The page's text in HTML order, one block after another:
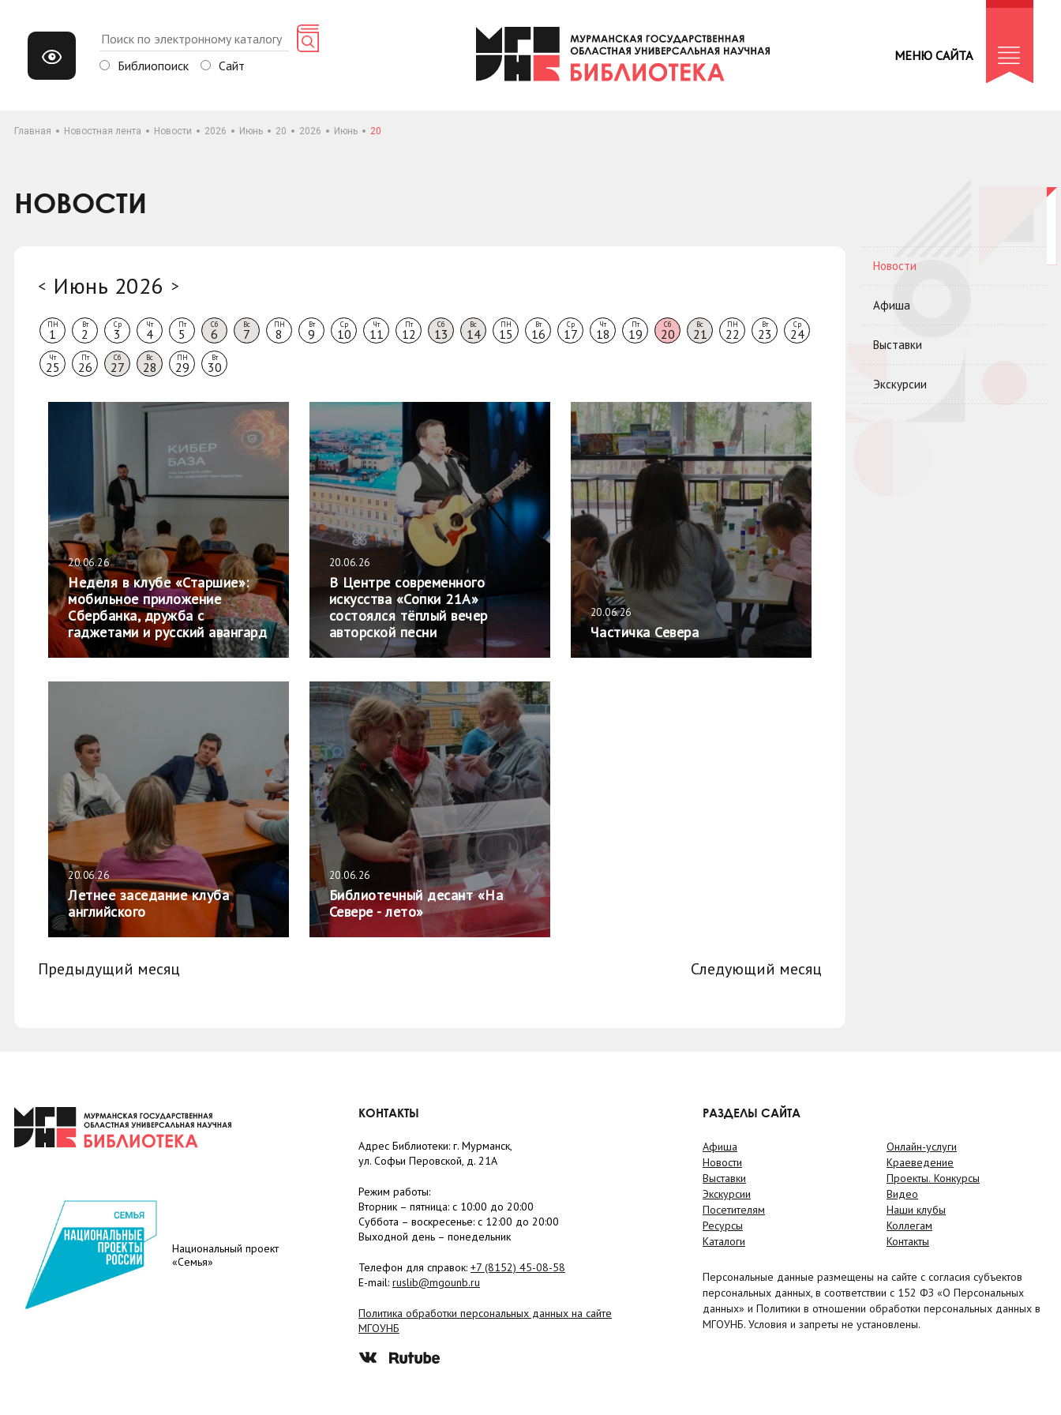
Библиопоиск Сайт
МЕНЮ САЙТА
Главная Новостная лента Новости 2026 Июнь 20 2026 Июнь 20
НОВОСТИ
< Июнь 2026 >
ПН
1
Вт
2
Ср
3
Чт
4
Пт
5
Сб
6
Вс
7
ПН
8
Вт
9
Ср
10
Чт
11
Пт
12
Сб
13
Вс
14
ПН
15
Вт
16
Ср
17
Чт
18
Пт
19
Сб
20
Вс
21
ПН
22
Вт
23
Ср
24
Чт
25
Пт
26
Сб
27
Вс
28
ПН
29
Вт
30
20.06.26
Неделя в клубе «Старшие»:
мобильное приложение
Сбербанка, дружба с
гаджетами и русский авангард
20.06.26
В Центре современного
искусства «Сопки 21А»
состоялся тёплый вечер
авторской песни
20.06.26
Частичка Севера
20.06.26
Летнее заседание клуба
английского
20.06.26
Библиотечный десант «На
Севере - лето»
Предыдущий месяц Следующий месяц
Новости
Афиша
Выставки
Экскурсии
Национальный проект
«Семья»
КОНТАКТЫ
Адрес Библиотеки: г. Мурманск,
ул. Софьи Перовской, д. 21А
Режим работы:
Вторник – пятница: с 10:00 до 20:00
Суббота – воскресенье: c 12:00 до 20:00
Выходной день – понедельник
Телефон для справок: +7 (8152) 45-08-58
E-mail: ruslib@mgounb.ru
Политика обработки персональных данных на сайте
МГОУНБ
РАЗДЕЛЫ САЙТА
Афиша
Новости
Выставки
Экскурсии
Посетителям
Ресурсы
Каталоги
Онлайн-услуги
Краеведение
Проекты. Конкурсы
Видео
Наши клубы
Коллегам
Контакты
Персональные данные размещены на сайте с согласия субъектов
персональных данных, в соответствии с 152 ФЗ «О Персональных
данных» и Политики в отношении обработки персональных данных в
МГОУНБ. Условия и запреты не установлены.